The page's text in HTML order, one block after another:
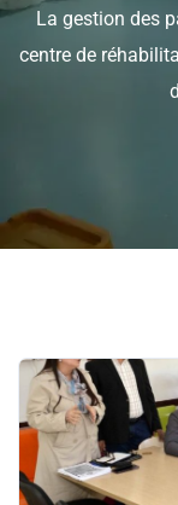
La gestion des
centre de